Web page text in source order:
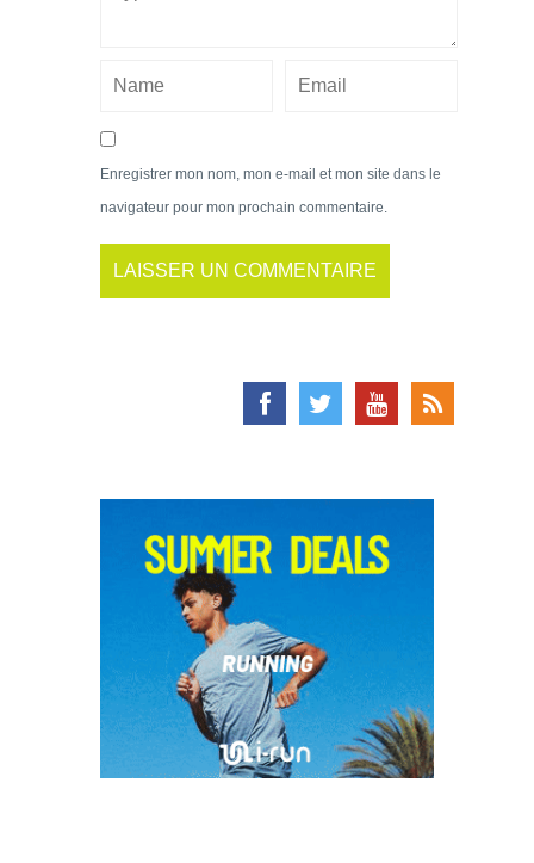
Enregistrer mon nom, mon e-mail et mon site dans le
navigateur pour mon prochain commentaire.